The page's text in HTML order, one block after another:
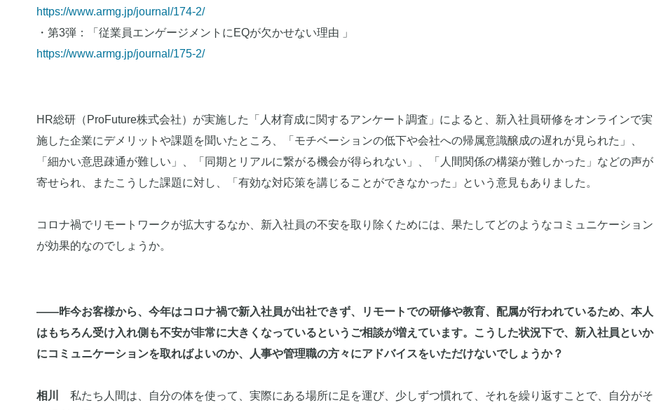
https://www.armg.jp/journal/174-2/
・第3弾：「従業員エンゲージメントにEQが欠かせない理由 」
https://www.armg.jp/journal/175-2/
HR総研（ProFuture株式会社）が実施した「人材育成に関するアンケート調査」によると、新入社員研修をオンラインで実
施した企業にデメリットや課題を聞いたところ、「モチベーションの低下や会社への帰属意識醸成の遅れが見られた」、
「細かい意思疎通が難しい」、「同期とリアルに繋がる機会が得られない」、「人間関係の構築が難しかった」などの声が
寄せられ、またこうした課題に対し、「有効な対応策を講じることができなかった」という意見もありました。
コロナ禍でリモートワークが拡大するなか、新入社員の不安を取り除くためには、果たしてどのようなコミュニケーション
が効果的なのでしょうか。
――昨今お客様から、今年はコロナ禍で新入社員が出社できず、リモートでの研修や教育、配属が行われているため、本人
はもちろん受け入れ側も不安が非常に大きくなっているというご相談が増えています。こうした状況下で、新入社員といか
にコミュニケーションを取ればよいのか、人事や管理職の方々にアドバイスをいただけないでしょうか？
相川
私たち人間は、自分の体を使って、実際にある場所に足を運び、少しずつ慣れて、それを繰り返すことで、自分がそ